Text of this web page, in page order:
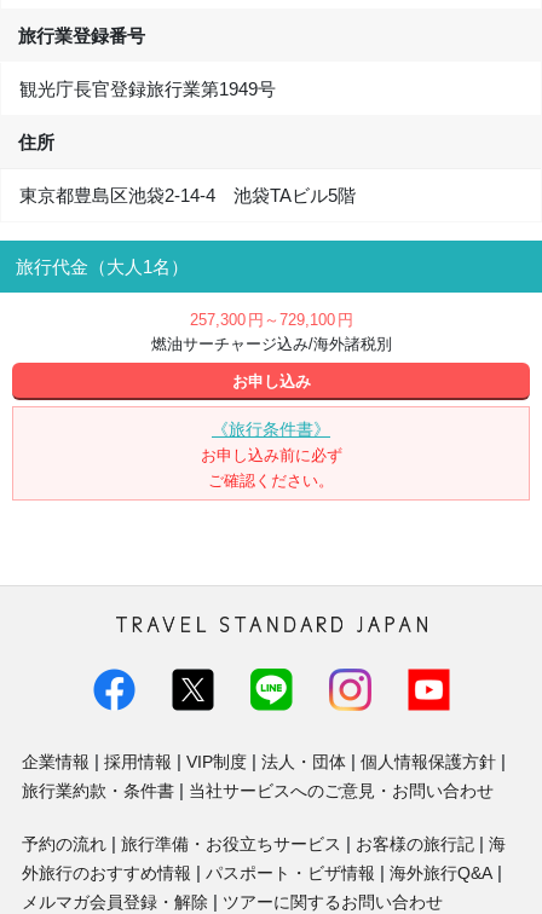
旅行業登録番号
観光庁長官登録旅行業第1949号
住所
東京都豊島区池袋2-14-4 池袋TAビル5階
旅行代金（大人1名）
257,300 円 ～729,100 円
燃油サーチャージ込み/海外諸税別
お申し込み
《旅行条件書》
お申し込み前に必ず
ご確認ください。
式会社
企業情報 採用情報 VIP制度 法人・団体
個人情報保護方針
旅行業約款・条件書
当社サービスへのご意見・お問い合わせ
予約の流れ 旅行準備・お役立ちサービス お客様の旅行記
海
外旅行のおすすめ情報
パスポート・ビザ情報
海外旅行Q&A
メルマガ会員登録・解除
ツアーに関するお問い合わせ